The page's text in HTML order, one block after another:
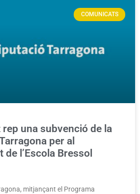
COMUNICATS
rep una subvenció de la
per al
l’Escola Bressol
mitjançant el Programa